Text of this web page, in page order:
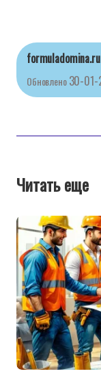
formuladomina.ru
Обновлено 30-01-
Читать еще